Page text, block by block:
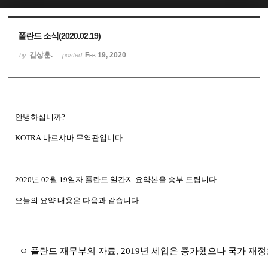
폴란드 소식(2020.02.19)
by 김상훈. posted Feb 19, 2020
안녕하십니까?
KOTRA 바르샤바 무역관입니다.
2020년 02월 19일자 폴란드 일간지 요약본을 송부 드립니다.
오늘의 요약 내용은 다음과 같습니다.
ㅇ 폴란드 재무부의 자료, 2019년 세입은 증가했으나 국가 재
Sketchbook5, 스케치북5